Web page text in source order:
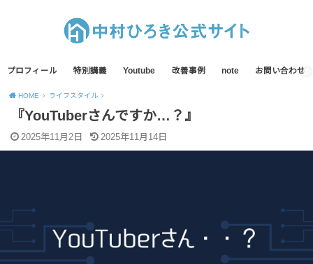
プロフィール 特別講義 Youtube 改善事例 note お問い合わせ
HOME ライフスタイル
『YouTuberさんですか…？』
2025年11月2日 2025年11月14日